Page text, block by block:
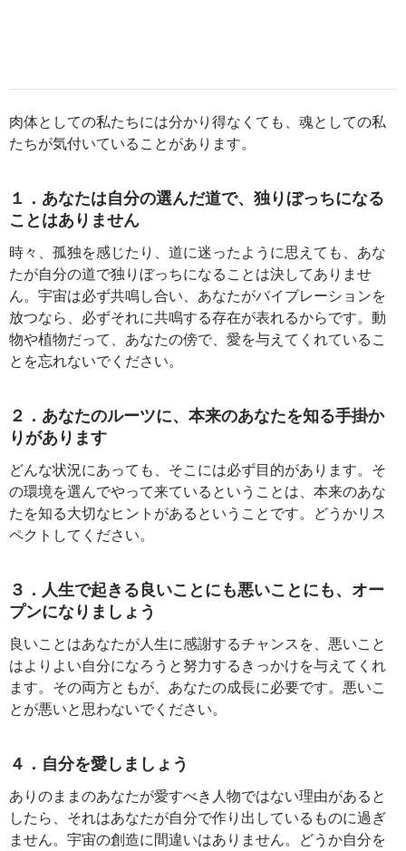
肉体としての私たちには分かり得なくても、魂としての私
たちが気付いていることがあります。
１．あなたは自分の選んだ道で、独りぼっちになる
ことはありません
時々、孤独を感じたり、道に迷ったように思えても、あな
たが自分の道で独りぼっちになることは決してありませ
ん。宇宙は必ず共鳴し合い、あなたがバイブレーションを
放つなら、必ずそれに共鳴する存在が表れるからです。動
物や植物だって、あなたの傍で、愛を与えてくれているこ
とを忘れないでください。
２．あなたのルーツに、本来のあなたを知る手掛か
りがあります
どんな状況にあっても、そこには必ず目的があります。そ
の環境を選んでやって来ているということは、本来のあな
たを知る大切なヒントがあるということです。どうかリス
ペクトしてください。
３．人生で起きる良いことにも悪いことにも、オー
プンになりましょう
良いことはあなたが人生に感謝するチャンスを、悪いこと
はよりよい自分になろうと努力するきっかけを与えてくれ
ます。その両方ともが、あなたの成長に必要です。悪いこ
とが悪いと思わないでください。
４．自分を愛しましょう
ありのままのあなたが愛すべき人物ではない理由があると
したら、それはあなたが自分で作り出しているものに過ぎ
ません。宇宙の創造に間違いはありません。どうか自分を